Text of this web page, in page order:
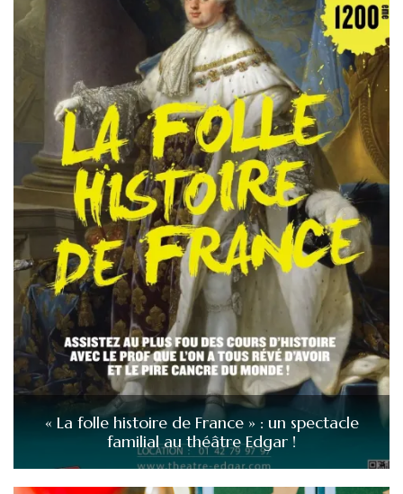
« La folle histoire de France » : un spectacle
familial au théâtre Edgar !